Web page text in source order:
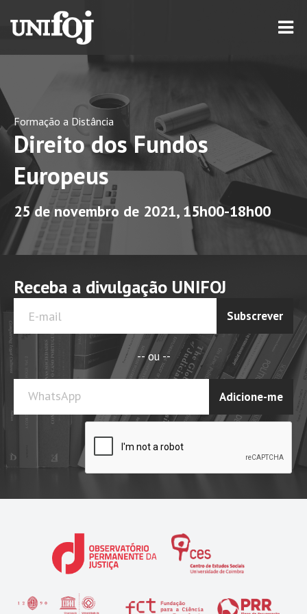
Formação a Distância
Direito dos Fundos
Europeus
25 de novembro de 2021, 15h00-18h00
Receba a divulgação UNIFOJ
Subscrever
-- ou --
WhatsApp Adicione-me